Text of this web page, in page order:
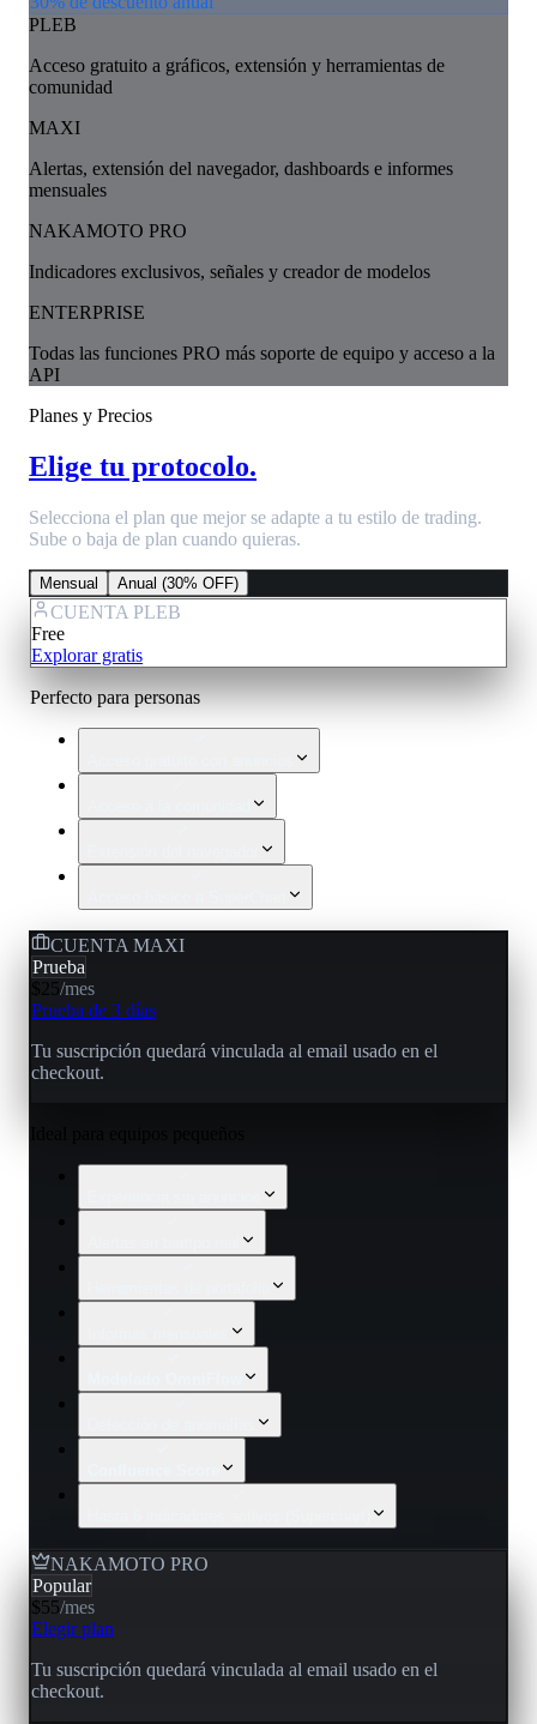
PLEB
Acceso gratuito a gráficos, extensión y herramientas de
comunidad
MAXI
Alertas, extensión del navegador, dashboards e informes
mensuales
NAKAMOTO PRO
Indicadores exclusivos, señales y creador de modelos
ENTERPRISE
Todas las funciones PRO más soporte de equipo y acceso a la
API
Planes y Precios
Elige tu protocolo.
Selecciona el plan que mejor se adapte a tu estilo de trading.
Sube o baja de plan cuando quieras.
Mensual Anual (30% OFF)
CUENTA PLEB
Free
Explorar gratis
Perfecto para personas
CUENTA MAXI
Prueba
$25/mes
Prueba de 3 días
Tu suscripción quedará vinculada al email usado en el
checkout.
NAKAMOTO PRO
Popular
$55/mes
Elegir plan
Tu suscripción quedará vinculada al email usado en el
checkout.